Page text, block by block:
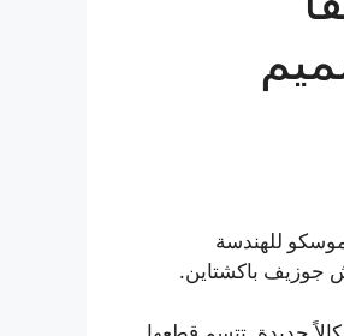
للهندسة